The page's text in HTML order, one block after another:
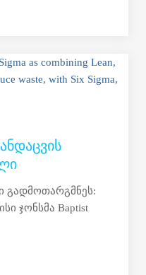
გადმოთარგმნეს:
ჯონსმა Baptist